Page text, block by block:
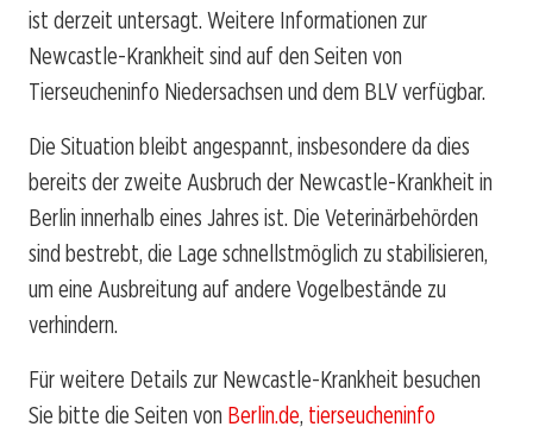
ist derzeit untersagt. Weitere Informationen zur
Newcastle-Krankheit sind auf den Seiten von
Tierseucheninfo Niedersachsen und dem BLV verfügbar.
Die Situation bleibt angespannt, insbesondere da dies
bereits der zweite Ausbruch der Newcastle-Krankheit in
Berlin innerhalb eines Jahres ist. Die Veterinärbehörden
sind bestrebt, die Lage schnellstmöglich zu stabilisieren,
um eine Ausbreitung auf andere Vogelbestände zu
verhindern.
Für weitere Details zur Newcastle-Krankheit besuchen
Sie bitte die Seiten von Berlin.de, tierseucheninfo